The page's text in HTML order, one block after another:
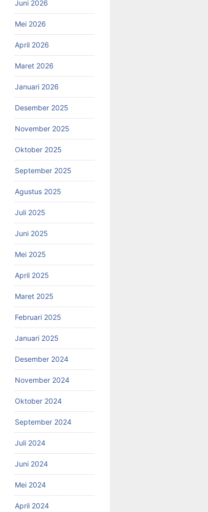
Juni 2026
Mei 2026
April 2026
Maret 2026
Januari 2026
Desember 2025
November 2025
Oktober 2025
September 2025
Agustus 2025
Juli 2025
Juni 2025
Mei 2025
April 2025
Maret 2025
Februari 2025
Januari 2025
Desember 2024
November 2024
Oktober 2024
September 2024
Juli 2024
Juni 2024
Mei 2024
April 2024